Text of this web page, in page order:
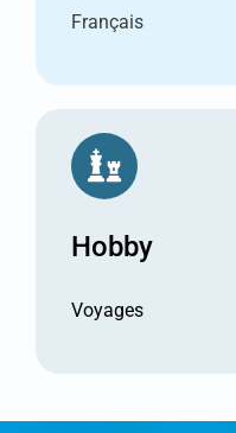
Français
Hobby
Voyages